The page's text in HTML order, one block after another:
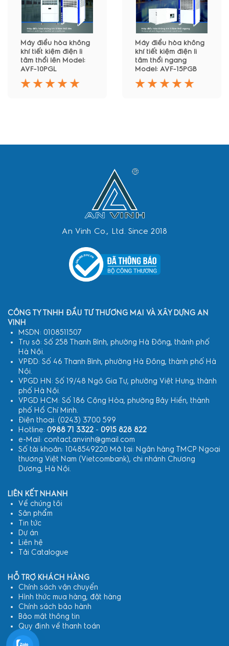
Máy điều hòa không
khí tiết kiệm điện li
tâm thổi lên Model:
AVF-10PGL
Máy điều hòa không
khí tiết kiệm điện li
tâm thổi ngang
Model: AVF-15PGB
An Vinh Co., Ltd. Since 2018
CÔNG TY TNHH ĐẦU TƯ THƯƠNG MẠI VÀ XÂY DỰNG AN
VINH
MSDN: 0108511507
Trụ sở: Số 258 Thanh Bình, phường Hà Đông, thành phố
Hà Nội.
VPĐD: Số 46 Thanh Bình, phường Hà Đông, thành phố Hà
Nội.
VPGD HN: Số 19/48 Ngô Gia Tự, phường Việt Hưng, thành
phố Hà Nội.
VPGD HCM: Số 186 Cộng Hòa, phường Bảy Hiền, thành
phố Hồ Chí Minh.
Điện thoại: (0243) 3700 599
Hotline: 0988 71 3322- 0915 828 822
e-Mail: contact.anvinh@gmail.com
Số tài khoản: 1048549220 Mở tại: Ngân hàng TMCP Ngoại
thương Việt Nam (Vietcombank), chi nhánh Chương
Dương, Hà Nội.
LIÊN KẾT NHANH
Về chúng tôi
Sản phẩm
Tin tức
Dự án
Liên hệ
Tải Catalogue
HỖ TRỢ KHÁCH HÀNG
Chính sách vận chuyển
Hình thức mua hàng, đặt hàng
Chính sách bảo hành
Bảo mật thông tin
Quy định về thanh toán